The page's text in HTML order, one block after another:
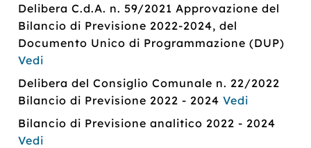
Delibera C.d.A. n. 59/2021 Approvazione del
Bilancio di Previsione 2022-2024, del
Documento Unico di Programmazione (DUP)
Vedi
Delibera del Consiglio Comunale n. 22/2022
Bilancio di Previsione 2022 - 2024Vedi
Bilancio di Previsione analitico 2022 - 2024
Vedi